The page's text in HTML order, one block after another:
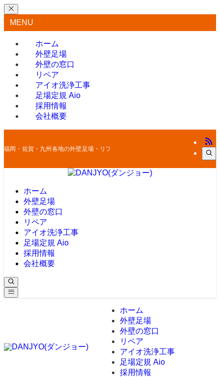
MENU
ホーム
外壁足場
外壁の窓口
リペア
アイオ洗浄工事
足場定規 Aio
採用情報
会社概要
福岡・佐賀・九州各地の外壁足場・リフォームはお任せください
ホーム
外壁足場
外壁の窓口
リペア
アイオ洗浄工事
足場定規 Aio
採用情報
会社概要
ホーム
外壁足場
外壁の窓口
リペア
アイオ洗浄工事
足場定規 Aio
採用情報